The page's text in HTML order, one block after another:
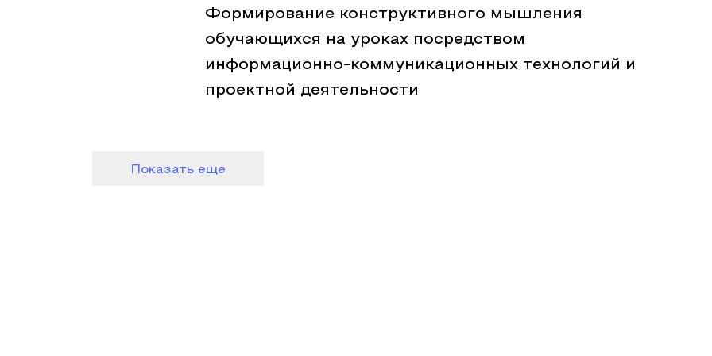
Формирование конструктивного мышления
обучающихся на уроках посредством
информационно-коммуникационных технологий и
проектной деятельности
Показать еще